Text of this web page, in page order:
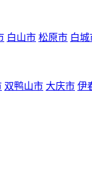
白山市 松原市 白城
双鸭山市 大庆市 伊